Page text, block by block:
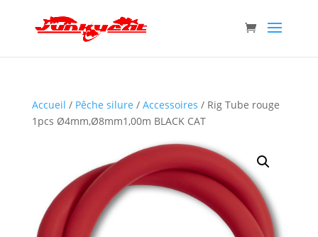
Accueil / Pêche silure / Accessoires / Rig Tube rouge
1pcs Ø4mm,Ø8mm1,00m BLACK CAT